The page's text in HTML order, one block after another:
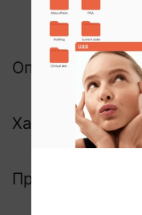
Описание
Характеристики
Применение